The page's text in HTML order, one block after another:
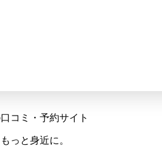
コミ・予約サイト
っと身近に。